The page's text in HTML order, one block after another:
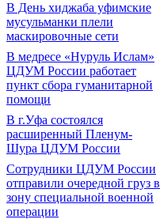
В День хиджаба уфимские
мусульманки плели
маскировочные сети
В медресе «Нуруль Ислам»
ЦДУМ России работает
пункт сбора гуманитарной
помощи
В г.Уфа состоялся
расширенный Пленум-
Шура ЦДУМ России
Сотрудники ЦДУМ России
отправили очередной груз в
зону специальной военной
операции